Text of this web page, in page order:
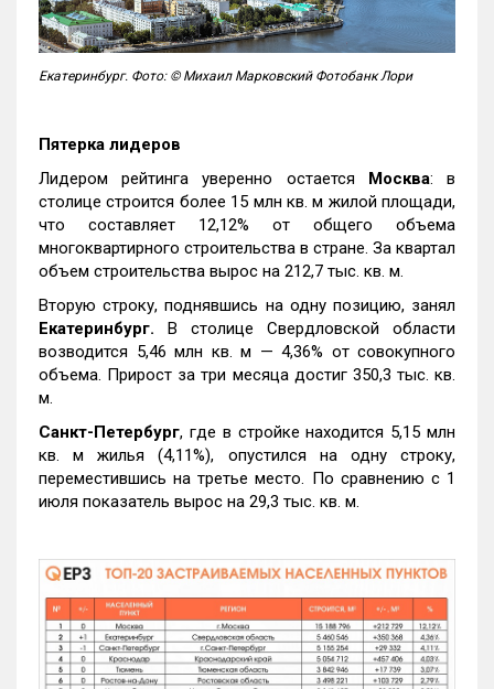
Екатеринбург. Фото: © Михаил Марковский Фотобанк Лори
Пятерка лидеров
Лидером рейтинга уверенно остается Москва: в
столице строится более 15 млн кв. м жилой площади,
что составляет 12,12% от общего объема
многоквартирного строительства в стране. За квартал
объем строительства вырос на 212,7 тыс. кв. м.
Вторую строку, поднявшись на одну позицию, занял
Екатеринбург. В столице Свердловской области
возводится 5,46 млн кв. м — 4,36% от совокупного
объема. Прирост за три месяца достиг 350,3 тыс. кв.
м.
Санкт-Петербург, где в стройке находится 5,15 млн
кв. м жилья (4,11%), опустился на одну строку,
переместившись на третье место. По сравнению с 1
июля показатель вырос на 29,3 тыс. кв. м.